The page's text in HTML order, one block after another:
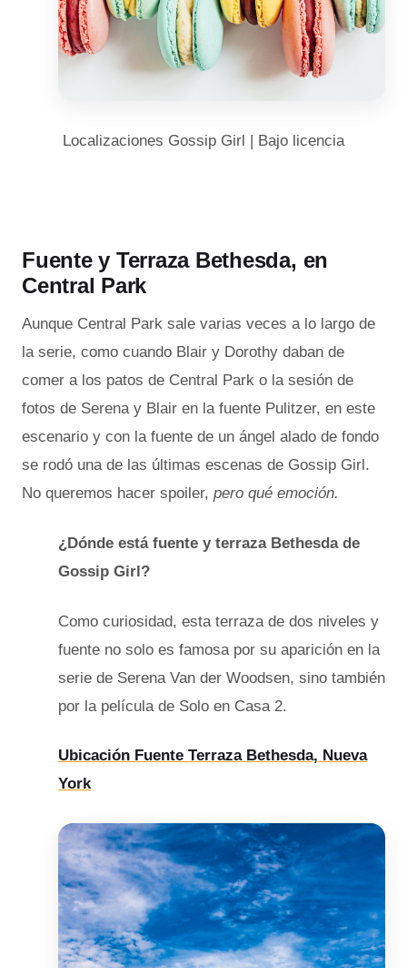
Localizaciones Gossip Girl | Bajo licencia
Fuente y Terraza Bethesda, en
Central Park
Aunque Central Park sale varias veces a lo largo de
la serie, como cuando Blair y Dorothy daban de
comer a los patos de Central Park o la sesión de
fotos de Serena y Blair en la fuente Pulitzer, en este
escenario y con la fuente de un ángel alado de fondo
se rodó una de las últimas escenas de Gossip Girl.
No queremos hacer spoiler, pero qué emoción.
¿Dónde está fuente y terraza Bethesda de
Gossip Girl?
Como curiosidad, esta terraza de dos niveles y
fuente no solo es famosa por su aparición en la
serie de Serena Van der Woodsen, sino también
por la película de Solo en Casa 2.
Ubicación Fuente Terraza Bethesda, Nueva
York